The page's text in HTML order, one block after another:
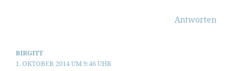
Antworten
BIRGITT
1. OKTOBER 2014 UM 9:46 UHR